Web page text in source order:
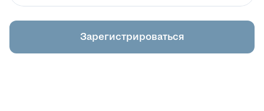
Зарегистрироваться